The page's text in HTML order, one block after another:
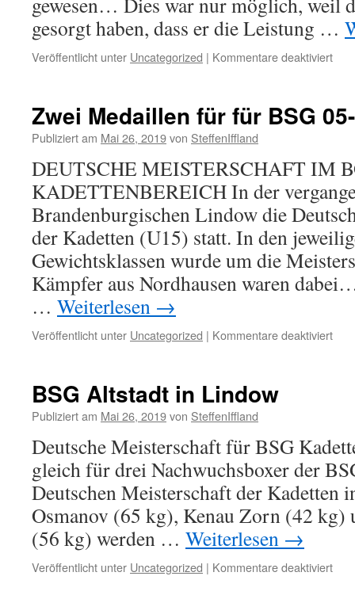
gesorgt haben, dass er die Leistung …
Veröffentlicht unter Uncategorized | Kommentare deaktiviertfür
Zwei Medaillen für für BSG
Publiziert am Mai 26, 2019von SteffenIffland
DEUTSCHE MEISTERSCHAFT IM
KADETTENBEREICH In der
Brandenburgischen Lindow die
der Kadetten (U15) statt. In den
Gewichtsklassen wurde um die
Kämpfer aus Nordhausen waren
… Weiterlesen →
Veröffentlicht unter Uncategorized | Kommentare deaktiviertfür
BSG Altstadt in Lindow
Publiziert am Mai 26, 2019von SteffenIffland
Deutsche Meisterschaft für BSG
gleich für drei Nachwuchsboxer der
Deutschen Meisterschaft der Kadetten
Osmanov (65 kg), Kenau Zorn (42 kg)
(56 kg) werden … Weiterlesen →
Veröffentlicht unter Uncategorized | Kommentare deaktiviertfür